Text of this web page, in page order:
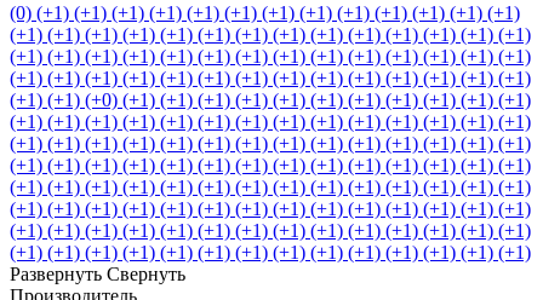
(0) (+1) (+1) (+1) (+1) (+1) (+1) (+1) (+1) (+1) (+1) (+1) (+1) (+1)
(+1) (+1) (+1) (+1) (+1) (+1) (+1) (+1) (+1) (+1) (+1) (+1) (+1) (+1)
(+1) (+1) (+1) (+1) (+1) (+1) (+1) (+1) (+1) (+1) (+1) (+1) (+1) (+1)
(+1) (+1) (+1) (+1) (+1) (+1) (+1) (+1) (+1) (+1) (+1) (+1) (+1) (+1)
(+1) (+1) (+0) (+1) (+1) (+1) (+1) (+1) (+1) (+1) (+1) (+1) (+1) (+1)
(+1) (+1) (+1) (+1) (+1) (+1) (+1) (+1) (+1) (+1) (+1) (+1) (+1) (+1)
(+1) (+1) (+1) (+1) (+1) (+1) (+1) (+1) (+1) (+1) (+1) (+1) (+1) (+1)
(+1) (+1) (+1) (+1) (+1) (+1) (+1) (+1) (+1) (+1) (+1) (+1) (+1) (+1)
(+1) (+1) (+1) (+1) (+1) (+1) (+1) (+1) (+1) (+1) (+1) (+1) (+1) (+1)
(+1) (+1) (+1) (+1) (+1) (+1) (+1) (+1) (+1) (+1) (+1) (+1) (+1) (+1)
(+1) (+1) (+1) (+1) (+1) (+1) (+1) (+1) (+1) (+1) (+1) (+1) (+1) (+1)
(+1) (+1) (+1) (+1) (+1) (+1) (+1) (+1) (+1) (+1) (+1) (+1) (+1) (+1)
Развернуть Свернуть
Производитель